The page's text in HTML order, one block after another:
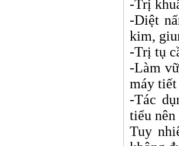
-Trị
-Diệt
kim,
-Trị tụ
-Làm
máy
-Tác
tiểu nên
Tuy